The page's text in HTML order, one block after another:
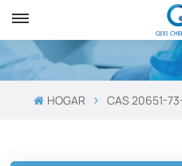
HOGAR CAS 20651-